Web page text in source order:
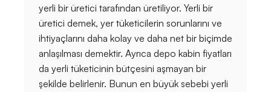
yerli bir üretici tarafından üretiliyor. Yerli bir
üretici demek, yer tüketicilerin sorunlarını ve
ihtiyaçlarını daha kolay ve daha net bir biçimde
anlaşılması demektir. Ayrıca depo kabin fiyatları
da yerli tüketicinin bütçesini aşmayan bir
şekilde belirlenir. Bunun en büyük sebebi yerli